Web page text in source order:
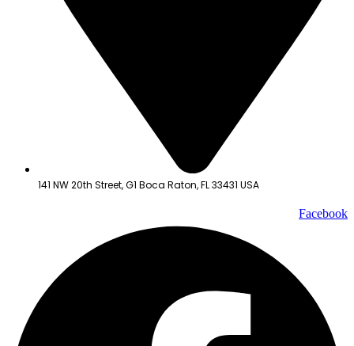
141 NW 20th Street, G1 Boca Raton, FL 33431 USA
Facebook